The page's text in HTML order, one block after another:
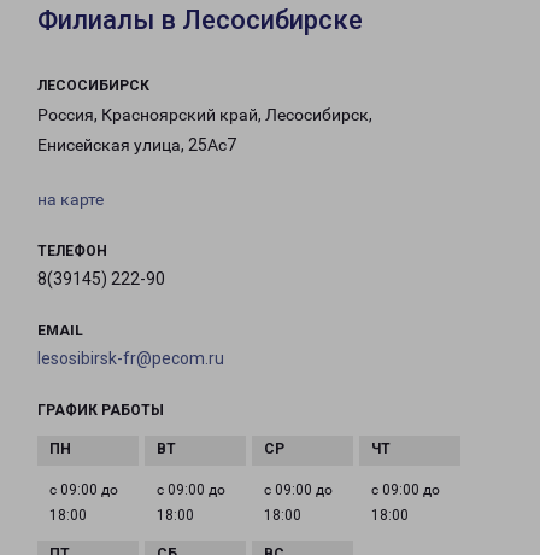
Филиалы в Лесосибирске
ЛЕСОСИБИРСК
Россия, Красноярский край, Лесосибирск,
Енисейская улица, 25Ас7
на карте
ТЕЛЕФОН
8(39145) 222-90
EMAIL
lesosibirsk-fr@pecom.ru
ГРАФИК РАБОТЫ
с 09:00 до
18:00
с 09:00 до
18:00
с 09:00 до
18:00
с 09:00 до
18:00